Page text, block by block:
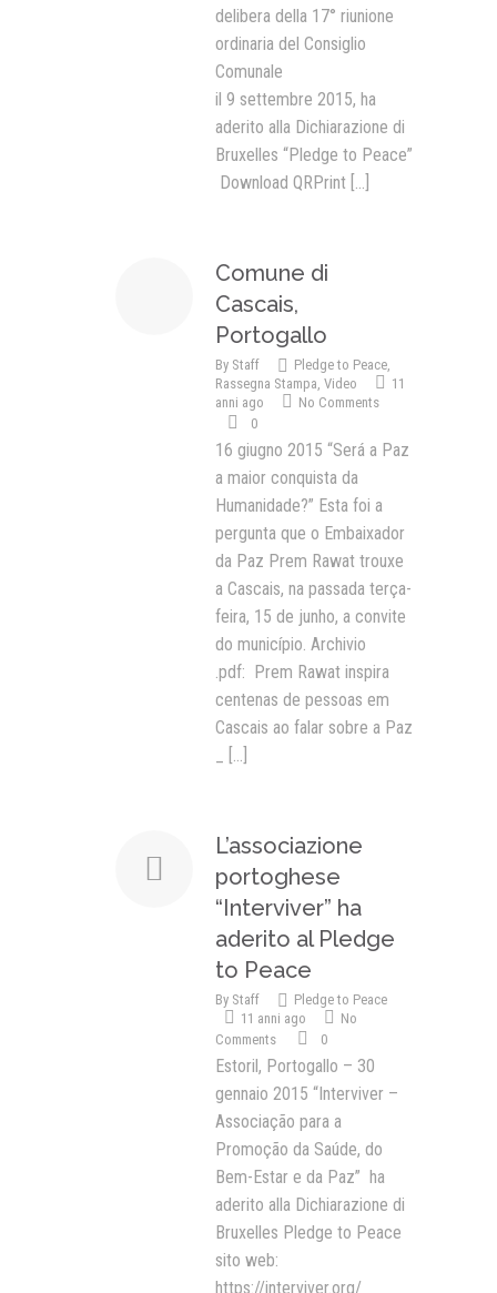
delibera della 17° riunione
ordinaria del Consiglio
Comunale
il 9 settembre 2015, ha
aderito alla Dichiarazione di
Bruxelles “Pledge to Peace”
Download QRPrint [...]
Comune di
Cascais,
Portogallo
By Staff Pledge to Peace,
Rassegna Stampa, Video
11
anni ago
No Comments
0
16 giugno 2015 “Será a Paz
a maior conquista da
Humanidade?” Esta foi a
pergunta que o Embaixador
da Paz Prem Rawat trouxe
a Cascais, na passada terça-
feira, 15 de junho, a convite
do município. Archivio
.pdf: Prem Rawat inspira
centenas de pessoas em
Cascais ao falar sobre a Paz
[...]
L’associazione
portoghese
“Interviver” ha
aderito al Pledge
to Peace
By Staff
Pledge to Peace
11 anni ago
No
Comments
0
Estoril, Portogallo – 30
gennaio 2015 “Interviver –
Associação para a
Promoção da Saúde, do
Bem-Estar e da Paz” ha
aderito alla Dichiarazione di
Bruxelles Pledge to Peace
sito web:
https://interviver.org/